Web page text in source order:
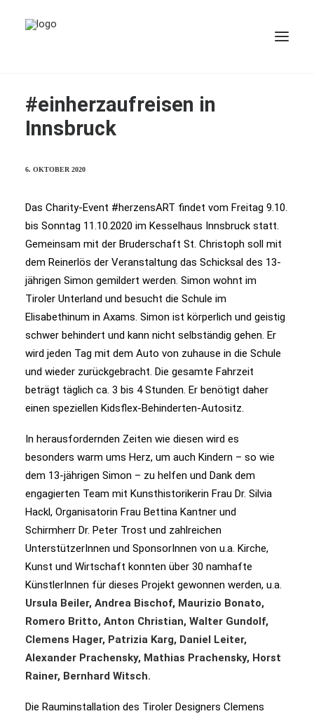
#einherzaufreisen in
Innsbruck
6. OKTOBER 2020
Das Charity-Event #herzensART findet vom Freitag 9.10.
bis Sonntag 11.10.2020 im Kesselhaus Innsbruck statt.
Gemeinsam mit der Bruderschaft St. Christoph soll mit
dem Reinerlös der Veranstaltung das Schicksal des 13-
jährigen Simon gemildert werden. Simon wohnt im
Tiroler Unterland und besucht die Schule im
Elisabethinum in Axams. Simon ist körperlich und geistig
schwer behindert und kann nicht selbständig gehen. Er
wird jeden Tag mit dem Auto von zuhause in die Schule
und wieder zurückgebracht. Die gesamte Fahrzeit
beträgt täglich ca. 3 bis 4 Stunden. Er benötigt daher
einen speziellen Kidsflex-Behinderten-Autositz.
In herausfordernden Zeiten wie diesen wird es
besonders warm ums Herz, um auch Kindern – so wie
dem 13-jährigen Simon – zu helfen und Dank dem
engagierten Team mit Kunsthistorikerin Frau Dr. Silvia
Hackl, Organisatorin Frau Bettina Kantner und
Schirmherr Dr. Peter Trost und zahlreichen
UnterstützerInnen und SponsorInnen von u.a. Kirche,
Kunst und Wirtschaft konnten über 30 namhafte
KünstlerInnen für dieses Projekt gewonnen werden, u.a.
Ursula Beiler, Andrea Bischof, Maurizio Bonato,
Romero Britto, Anton Christian, Walter Gundolf,
Clemens Hager, Patrizia Karg, Daniel Leiter,
Alexander Prachensky, Mathias Prachensky, Horst
Rainer, Bernhard Witsch.
Die Rauminstallation des Tiroler Designers Clemens